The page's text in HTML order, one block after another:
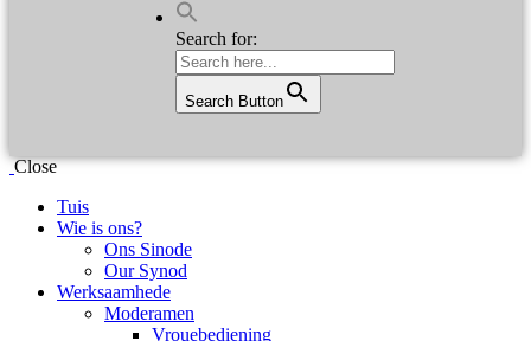
Search for:
Search Button
Close
Tuis
Wie is ons?
Ons Sinode
Our Synod
Werksaamhede
Moderamen
Vrouebediening